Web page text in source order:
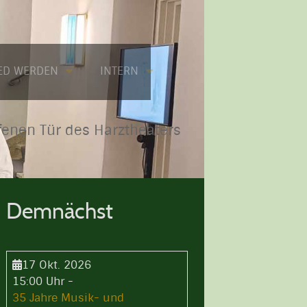
WERDEN INTERN
Tür des Harztheaters
Demnächst
17 Okt. 2026
15:00 Uhr-
35 Jahre Musik- und